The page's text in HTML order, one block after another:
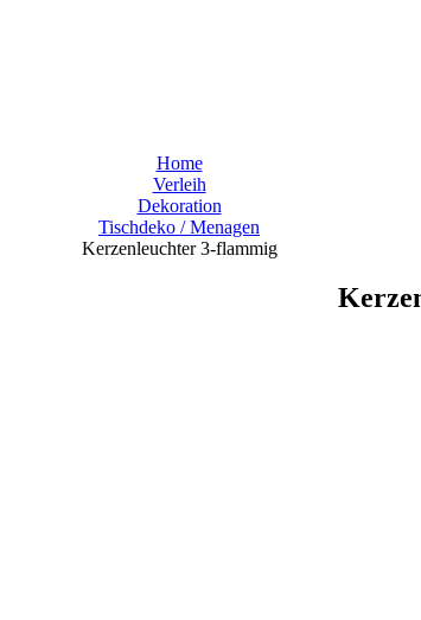
Home
Verleih
Dekoration
Tischdeko / Menagen
Kerzenleuchter 3-flammig